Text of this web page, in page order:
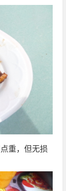
重，但无损